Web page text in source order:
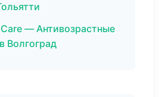
— Антивозрастные
Волгоград